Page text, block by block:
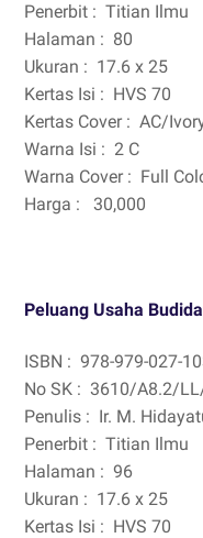
Penerbit : Titian Ilmu
Halaman : 80
Ukuran : 17.6 x 25
Kertas Isi : HVS 70
Kertas Cover : AC/
Warna Isi : 2 C
Warna Cover : Full
Harga :
30,000
Peluang Usaha
ISBN : 978-979-027-
No SK : 3610/A8.2/
Penulis : Ir. M.
Penerbit : Titian Ilmu
Halaman : 96
Ukuran : 17.6 x 25
Kertas Isi : HVS 70